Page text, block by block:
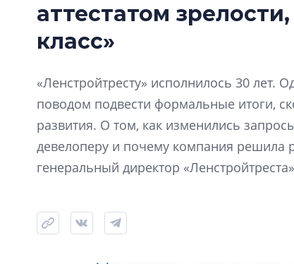
Проект NSP: «НОВАЯ ЖИЗНЬ
СТАРОГО ЦЕНТРА»
аттестатом
класс»
«Ленстройтресту» исполнилось 30 лет.
поводом подвести формальные итоги,
развития. О том, как изменились
девелоперу и почему компания решила
генеральный директор